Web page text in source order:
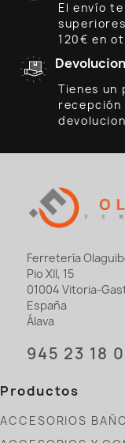
El envío
120€ en
Tienes un
recepción
Ferretería
Pio XII, 15
01004 Vitoria-
España
Álava
945 23 18
Productos
ACCESORIOS